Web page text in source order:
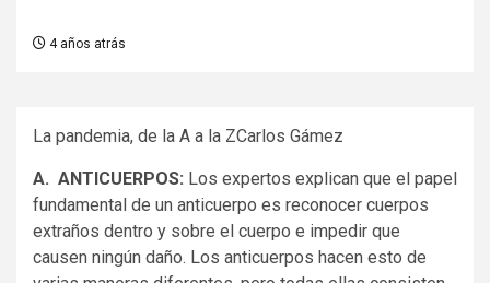
4 años atrás
La pandemia, de la A a la ZCarlos Gámez
A. ANTICUERPOS: Los expertos explican que el papel
fundamental de un anticuerpo es reconocer cuerpos
extraños dentro y sobre el cuerpo e impedir que
causen ningún daño. Los anticuerpos hacen esto de